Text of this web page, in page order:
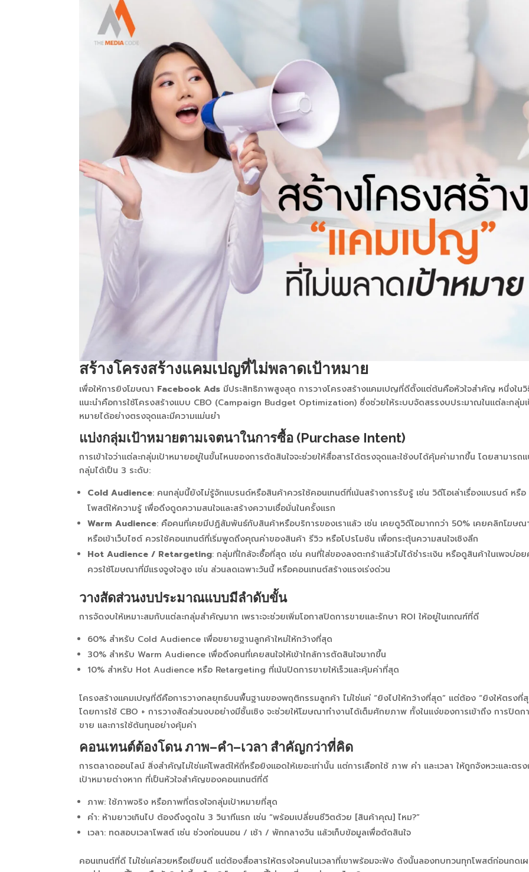
สร้างโครงสร้างแคมเปญที่ไม่พลาดเป้าหมาย
เพื่อให้การยิงโฆษณา Facebook Ads มีประสิทธิภาพสูงสุด การวางโครงสร้างแคมเปญที่ดีตั้งแต่ต้นคือหัวใจสำคัญ หนึ่งใน
แนะนำคือการใช้โครงสร้างแบบ CBO (Campaign Budget Optimization) ซึ่งช่วยให้ระบบจัดสรรงบประมาณในแต่ละกลุ่มเ
หมายได้อย่างตรงจุดและมีความแม่นยำ
แบ่งกลุ่มเป้าหมายตามเจตนาในการซื้อ (Purchase Intent)
การเข้าใจว่าแต่ละกลุ่มเป้าหมายอยู่ในขั้นไหนของการตัดสินใจจะช่วยให้สื่อสารได้ตรงจุดและใช้งบได้คุ้มค่ามากขึ้น โดยสามารถ
กลุ่มได้เป็น 3 ระดับ:
Cold Audience: คนกลุ่มนี้ยังไม่รู้จักแบรนด์หรือสินค้าควรใช้คอนเทนต์ที่เน้นสร้างการรับรู้ เช่น วิดีโอเล่าเรื่องแบรนด์ หรือ
โพสต์ให้ความรู้ เพื่อดึงดูดความสนใจและสร้างความเชื่อมั่นในครั้งแรก
Warm Audience: คือคนที่เคยมีปฏิสัมพันธ์กับสินค้าหรือบริการของเราแล้ว เช่น เคยดูวิดีโอมากกว่า 50% เคยคลิกโฆษณ
หรือเข้าเว็บไซต์ ควรใช้คอนเทนต์ที่เริ่มพูดถึงคุณค่าของสินค้า รีวิว หรือโปรโมชัน เพื่อกระตุ้นความสนใจเชิงลึก
Hot Audience / Retargeting: กลุ่มที่ใกล้จะซื้อที่สุด เช่น คนที่ใส่ของลงตะกร้าแล้วไม่ได้ชำระเงิน หรือดูสินค้าในเพจบ่อ
ควรใช้โฆษณาที่มีแรงจูงใจสูง เช่น ส่วนลดเฉพาะวันนี้ หรือคอนเทนต์สร้างแรงเร่งด่วน
วางสัดส่วนงบประมาณแบบมีลำดับขั้น
การจัดงบให้เหมาะสมกับแต่ละกลุ่มสำคัญมาก เพราะจะช่วยเพิ่มโอกาสปิดการขายและรักษา ROI ให้อยู่ในเกณฑ์ที่ดี
60% สำหรับ Cold Audience เพื่อขยายฐานลูกค้าใหม่ให้กว้างที่สุด
30% สำหรับ Warm Audience เพื่อดึงคนที่เคยสนใจให้เข้าใกล้การตัดสินใจมากขึ้น
10% สำหรับ Hot Audience หรือ Retargeting ที่เน้นปิดการขายให้เร็วและคุ้มค่าที่สุด
โครงสร้างแคมเปญที่ดีคือการวางกลยุทธ์บนพื้นฐานของพฤติกรรมลูกค้า ไม่ใช่แค่ “ยิงไปให้กว้างที่สุด” แต่ต้อง “ยิงให้ตรงที่
โดยการใช้ CBO + การวางสัดส่วนงบอย่างมีชั้นเชิง จะช่วยให้โฆษณาทำงานได้เต็มศักยภาพ ทั้งในแง่ของการเข้าถึง การปิดก
ขาย และการใช้ต้นทุนอย่างคุ้มค่า
คอนเทนต์ต้องโดน ภาพ–คำ–เวลา สำคัญกว่าที่คิด
การตลาดออนไลน์ สิ่งสำคัญไม่ใช่แค่โพสต์ให้ถี่หรือยิงแอดให้เยอะเท่านั้น แต่การเลือกใช้ ภาพ คำ และเวลา ให้ถูกจังหวะและตร
เป้าหมายต่างหาก ที่เป็นหัวใจสำคัญของคอนเทนต์ที่ดี
ภาพ: ใช้ภาพจริง หรือภาพที่ตรงใจกลุ่มเป้าหมายที่สุด
คำ: ห้ามยาวเกินไป ต้องดึงดูดใน 3 วินาทีแรก เช่น “พร้อมเปลี่ยนชีวิตด้วย [สินค้าคุณ] ไหม?”
เวลา: ทดสอบเวลาโพสต์ เช่น ช่วงก่อนนอน / เช้า / พักกลางวัน แล้วเก็บข้อมูลเพื่อตัดสินใจ
คอนเทนต์ที่ดี ไม่ใช่แค่สวยหรือเขียนดี แต่ต้องสื่อสารให้ตรงใจคนในเวลาที่เขาพร้อมจะฟัง ดังนั้นลองทบทวนทุกโพสต์ก่อนกดเ